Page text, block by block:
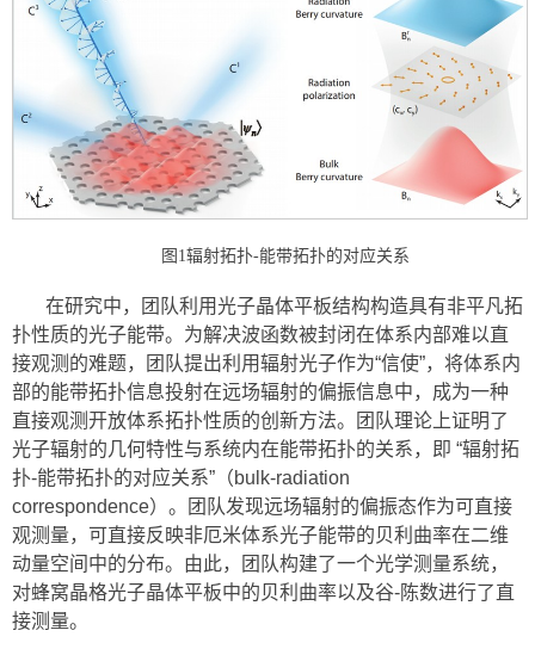
图1辐射拓扑-能带拓扑的对应关系
在研究中，团队利用光子晶体平板结构构造具有非平凡拓
扑性质的光子能带。为解决波函数被封闭在体系内部难以直
接观测的难题，团队提出利用辐射光子作为“信使”，将体系内
部的能带拓扑信息投射在远场辐射的偏振信息中，成为一种
直接观测开放体系拓扑性质的创新方法。团队理论上证明了
光子辐射的几何特性与系统内在能带拓扑的关系，即 “辐射拓
扑-能带拓扑的对应关系”（bulk-radiation
correspondence）。团队发现远场辐射的偏振态作为可直接
观测量，可直接反映非厄米体系光子能带的贝利曲率在二维
动量空间中的分布。由此，团队构建了一个光学测量系统，
对蜂窝晶格光子晶体平板中的贝利曲率以及谷-陈数进行了直
接测量。